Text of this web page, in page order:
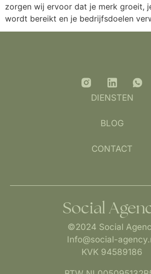
zorgen wij ervoor dat je merk groeit,
wordt bereikt en je bedrijfsdoelen
DIENSTEN
BLOG
CONTACT
Social
©2024 Social
Info@social-
KVK 94589186